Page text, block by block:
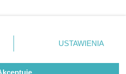
w lewym dolnym rogu strony
danych nie wymagają
prawo sprzeciwić się
będą miały
USTAWIENIA